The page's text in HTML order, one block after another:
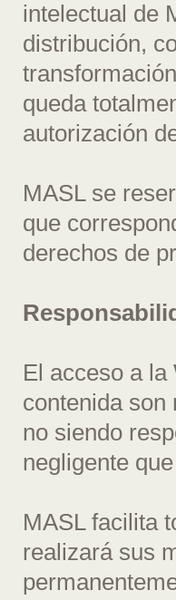
intelectual de
distribución,
queda
autorización
MASL se
que
derechos de
El acceso a
contenida son
no siendo
negligente
MASL facilita
realizará sus